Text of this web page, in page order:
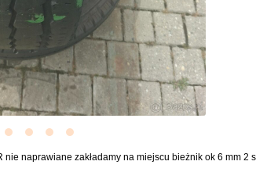
naprawiane zakładamy na miejscu bieżnik ok 6 mm 2